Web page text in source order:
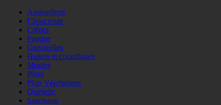
Andouillette
Choucroute
Crêpes
Fondue
Grenouilles
Huitres et coquillages
Moules
Pâtes
Plats Végétariens
Quenelle
Saucisson